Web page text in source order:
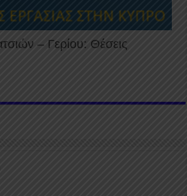
– Γερίου: Θέσεις